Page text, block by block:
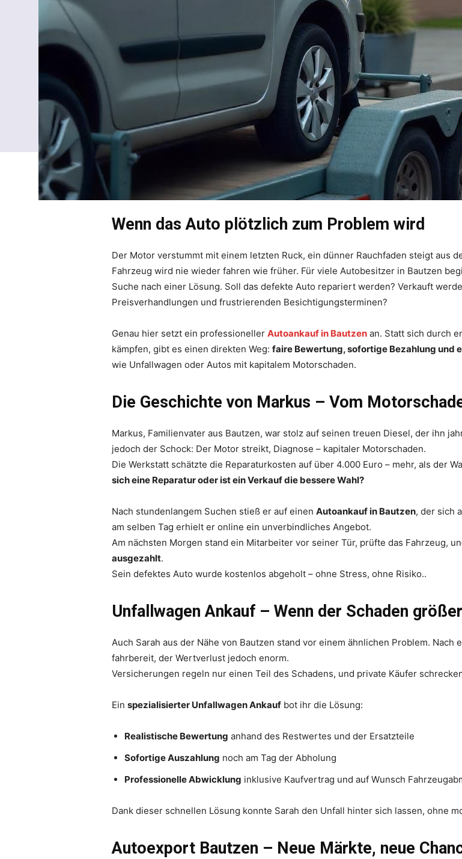
Wenn das Auto plötzlich zum Problem wird
Der Motor verstummt mit einem letzten Ruck, ein dünner Rauchfaden steigt aus
Fahrzeug wird nie wieder fahren wie früher. Für viele Autobesitzer in Bautzen
Suche nach einer Lösung. Soll das defekte Auto repariert werden? Verkauft
Preisverhandlungen und frustrierenden Besichtigungsterminen?
Genau hier setzt ein professioneller Autoankauf in Bautzen an. Statt sich durch
kämpfen, gibt es einen direkten Weg: faire Bewertung, sofortige Bezahlung und
wie Unfallwagen oder Autos mit kapitalem Motorschaden.
Die Geschichte von Markus – Vom
Markus, Familienvater aus Bautzen, war stolz auf seinen treuen Diesel, der ihn
jedoch der Schock: Der Motor streikt, Diagnose – kapitaler Motorschaden.
Die Werkstatt schätzte die Reparaturkosten auf über 4.000 Euro – mehr, als der
sich eine Reparatur oder ist ein Verkauf die bessere Wahl?
Nach stundenlangem Suchen stieß er auf einen Autoankauf in Bautzen, der sich
am selben Tag erhielt er online ein unverbindliches Angebot.
Am nächsten Morgen stand ein Mitarbeiter vor seiner Tür, prüfte das Fahrzeug,
ausgezahlt.
Sein defektes Auto wurde kostenlos abgeholt – ohne Stress, ohne Risiko..
Unfallwagen Ankauf – Wenn der Schaden
Auch Sarah aus der Nähe von Bautzen stand vor einem ähnlichen Problem.
fahrbereit, der Wertverlust jedoch enorm.
Versicherungen regeln nur einen Teil des Schadens, und private Käufer
Ein spezialisierter Unfallwagen Ankauf bot ihr die Lösung:
Realistische Bewertung anhand des Restwertes und der Ersatzteile
Sofortige Auszahlung noch am Tag der Abholung
Professionelle Abwicklung inklusive Kaufvertrag und auf Wunsch
Dank dieser schnellen Lösung konnte Sarah den Unfall hinter sich lassen, ohne
Autoexport Bautzen – Neue Märkte, neue